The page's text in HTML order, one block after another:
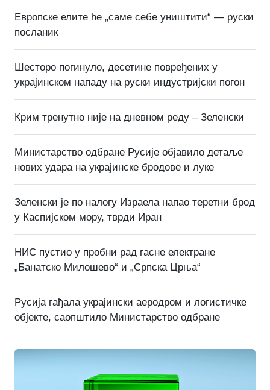
Европске елите ће „саме себе уништити“ — руски
посланик
Шесторо погинуло, десетине повређених у
украјинском нападу на руски индустријски погон
Крим тренутно није на дневном реду – Зеленски
Министарство одбране Русије објавило детаље
нових удара на украјинске бродове и луке
Зеленски је по налогу Израела напао теретни брод
у Каспијском мору, тврди Иран
НИС пустио у пробни рад гасне електране
„Банатско Милошево“ и „Српска Црња“
Русија гађала украјински аеродром и логистичке
објекте, саопштило Министарство одбране